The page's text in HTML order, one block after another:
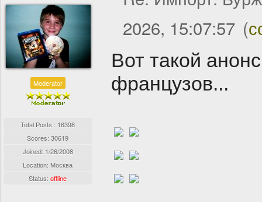
Moderator
Total Posts : 16398
Scores: 30619
Joined: 1/26/2008
Location: Москва
Status:offline
2026, 15:07:57 (
Вот такой
французов...